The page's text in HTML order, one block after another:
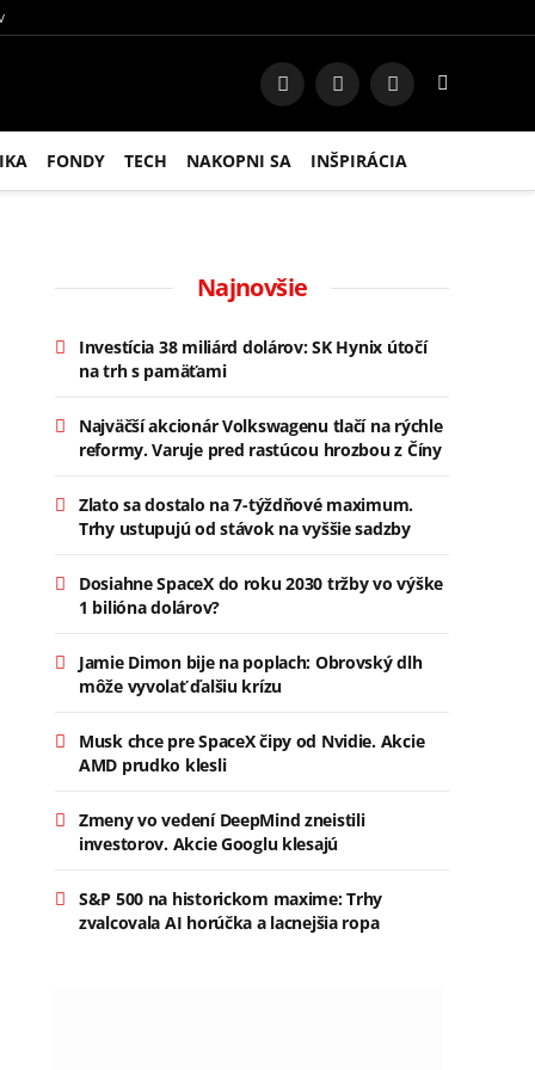
FacebookInstagram
RSS
FONDY TECH NAKOPNI SA INŠPIRÁCIA
Najnovšie
Investícia 38 miliárd dolárov: SK Hynix útočí
na trh s pamäťami
Najväčší akcionár Volkswagenu tlačí na rýchle
reformy. Varuje pred rastúcou hrozbou z Číny
Zlato sa dostalo na 7-týždňové maximum.
Trhy ustupujú od stávok na vyššie sadzby
Dosiahne SpaceX do roku 2030 tržby vo výške
1 bilióna dolárov?
Jamie Dimon bije na poplach: Obrovský dlh
môže vyvolať ďalšiu krízu
Musk chce pre SpaceX čipy od Nvidie. Akcie
AMD prudko klesli
Zmeny vo vedení DeepMind zneistili
investorov. Akcie Googlu klesajú
S&P 500 na historickom maxime: Trhy
zvalcovala AI horúčka a lacnejšia ropa